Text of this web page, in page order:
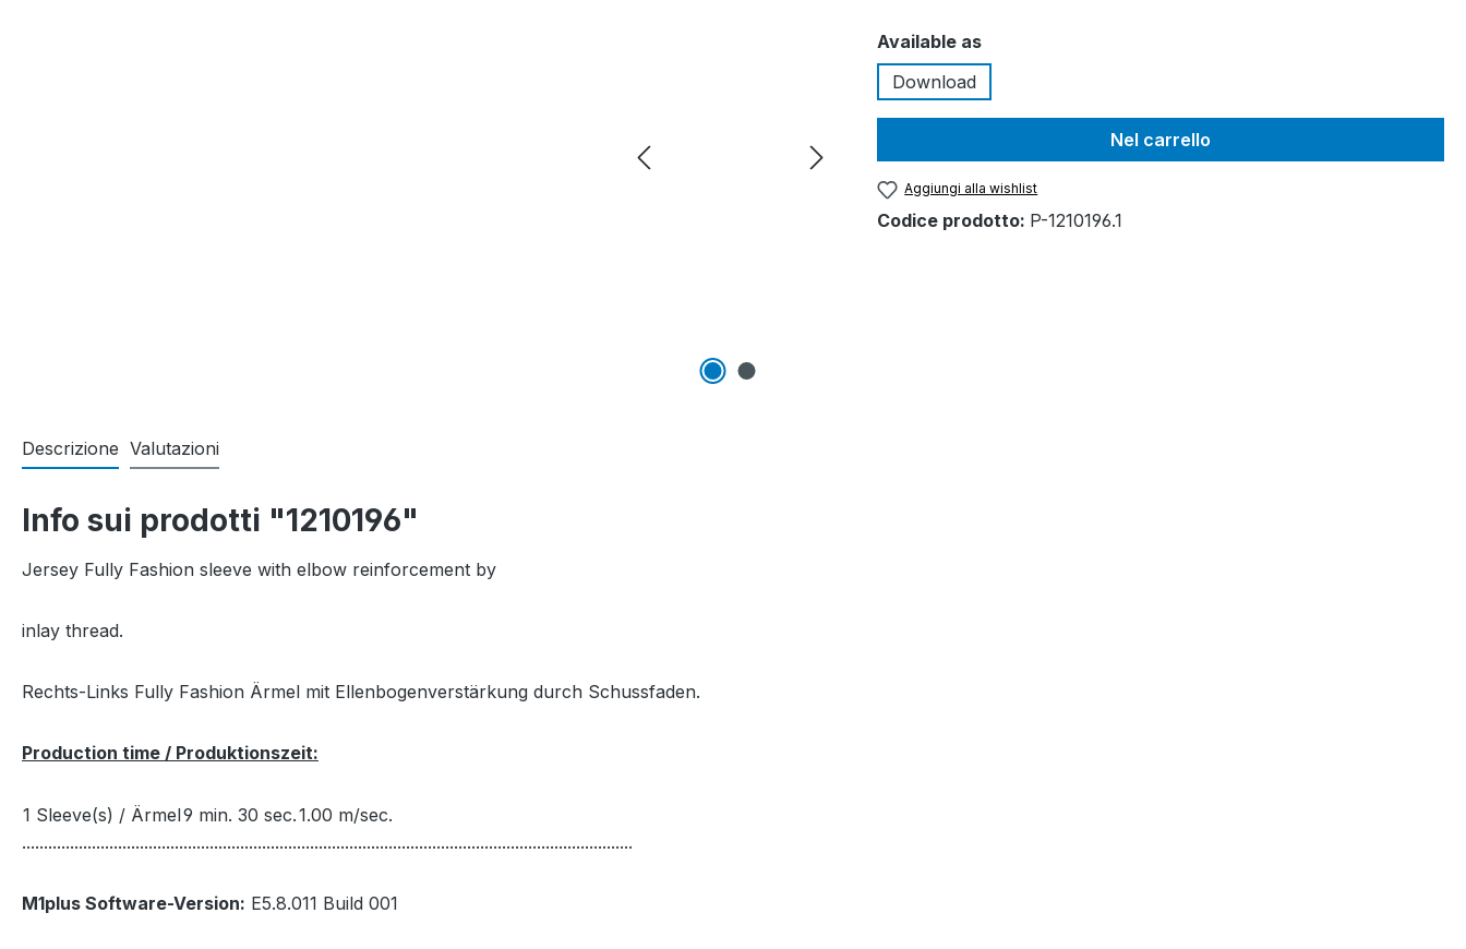
Seleziona
Available as
Download
Nel carrello
Aggiungi alla wishlist
Codice prodotto: P-1210196.1
Descrizione Valutazioni
Info sui prodotti "1210196"
Jersey Fully Fashion sleeve with elbow reinforcement by
inlay thread.
Rechts-Links Fully Fashion Ärmel mit Ellenbogenverstärkung durch Schussfaden.
Production time / Produktionszeit:
1 Sleeve(s) / Ärmel9 min. 30 sec.1.00 m/sec.
............................................................................................................................................
M1plus Software-Version: E5.8.011 Build 001